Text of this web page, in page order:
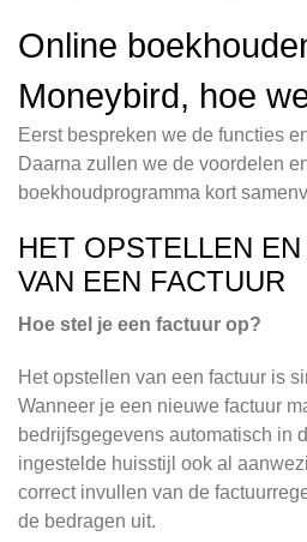
Online
Moneybird, hoe
Eerst bespreken we de functies
Daarna zullen we de voordelen
boekhoudprogramma kort
HET OPSTELLEN
VAN EEN FACTUUR
Hoe stel je een factuur op?
Het opstellen van een factuur is
Wanneer je een nieuwe factuur
bedrijfsgegevens automatisch in
ingestelde huisstijl ook al
correct invullen van de
de bedragen uit.